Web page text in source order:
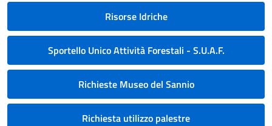
Risorse Idriche
Sportello Unico Attività Forestali - S.U.A.F.
Richieste Museo del Sannio
Richiesta utilizzo palestre